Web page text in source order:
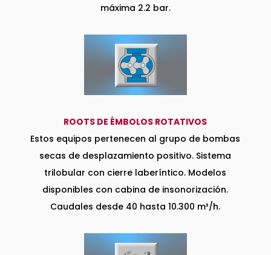
máxima 2.2 bar.
ROOTS DE ÉMBOLOS ROTATIVOS
Estos equipos pertenecen al grupo de bombas
secas de desplazamiento positivo. Sistema
trilobular con cierre laberíntico. Modelos
disponibles con cabina de insonorización.
Caudales desde 40 hasta 10.300 m³/h.